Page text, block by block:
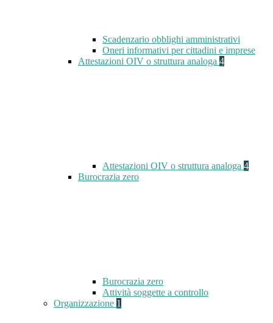
Scadenzario obblighi amministrativi
Oneri informativi per cittadini e imprese
Attestazioni OIV o struttura analoga 4
Attestazioni OIV o struttura analoga 4
Burocrazia zero
Burocrazia zero
Attività soggette a controllo
Organizzazione 1